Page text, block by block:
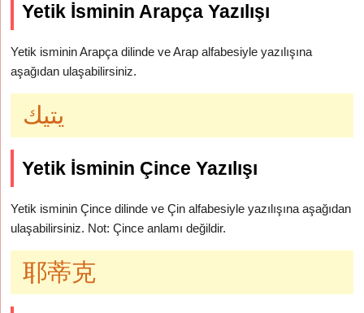
Yetik İsminin Arapça Yazılışı
Yetik isminin Arapça dilinde ve Arap alfabesiyle yazılışına
aşağıdan ulaşabilirsiniz.
يتيك
Yetik İsminin Çince Yazılışı
Yetik isminin Çince dilinde ve Çin alfabesiyle yazılışına aşağıdan
ulaşabilirsiniz. Not: Çince anlamı değildir.
耶蒂克